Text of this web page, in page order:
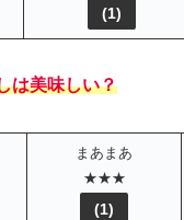
(1)
は美味しい？
まあまあ
★★★
(1)